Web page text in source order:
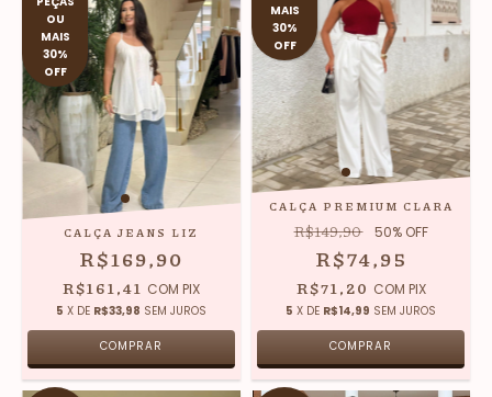
OU
MAIS
30%
OFF
CALÇA JEANS LIZ
R$169,90
R$161,41 COM PIX
5 X DE R$33,98 SEM JUROS
COMPRAR
MAIS
30%
OFF
CALÇA PREMIUM CLARA
R$149,90 50% OFF
R$74,95
R$71,20 COM PIX
5 X DE R$14,99 SEM JUROS
COMPRAR